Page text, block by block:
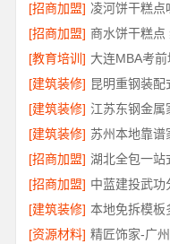
[招商加盟] 凌河饼干糕点
[招商加盟] 商水饼干糕点
[教育培训]
[建筑装修]
[建筑装修]
[建筑装修]
[招商加盟]
[招商加盟] 中蓝建投武功
[建筑装修]
[资源材料] 精匠饰家-广